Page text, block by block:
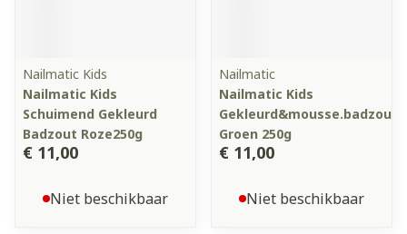
Nailmatic Kids
Nailmatic Kids
Schuimend Gekleurd
Badzout Roze250g
€ 11,00
Niet beschikbaar
Nailmatic
Nailmatic Kids
Gekleurd&mousse.badzout
Groen 250g
€ 11,00
Niet beschikbaar